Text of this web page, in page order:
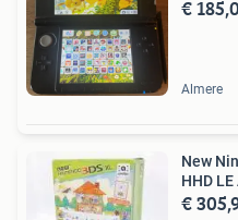
€
Almere
New
HHD
€